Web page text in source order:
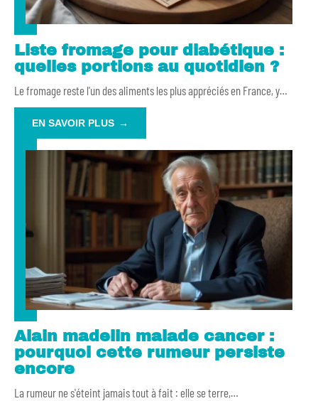
Liste fromage pour diabétique :
quelles portions au quotidien ?
Le fromage reste l'un des aliments les plus appréciés en France, y…
EN SAVOIR PLUS
Alain madelin malade cancer :
pourquoi cette rumeur persiste
encore
La rumeur ne s'éteint jamais tout à fait : elle se terre,…